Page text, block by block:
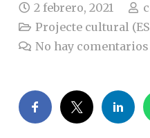
2 febrero, 2021
Projecte cultural
No hay comentarios